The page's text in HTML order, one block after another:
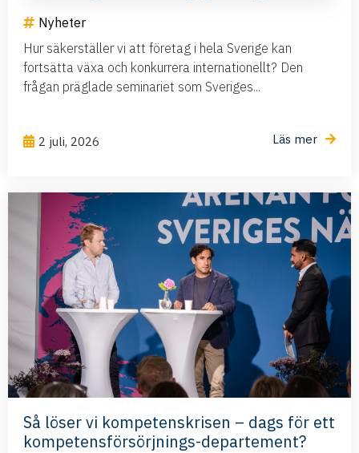
Nyheter
Hur säkerställer vi att företag i hela Sverige kan
fortsätta växa och konkurrera internationellt? Den
frågan präglade seminariet som Sveriges...
2 juli, 2026 Läs mer
Så löser vi kompetenskrisen – dags för ett
kompetensförsörjnings-departement?